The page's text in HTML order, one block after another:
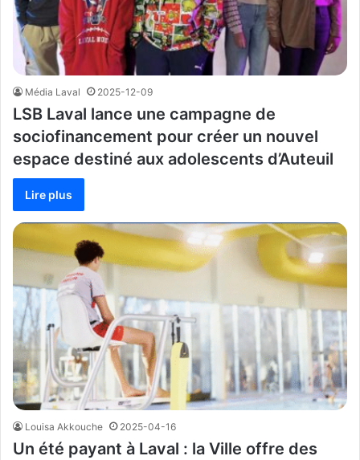
Média Laval 2025-12-09
LSB Laval lance une campagne de
sociofinancement pour créer un nouvel
espace destiné aux adolescents d’Auteuil
Lire plus
Louisa Akkouche 2025-04-16
Un été payant à Laval : la Ville offre des